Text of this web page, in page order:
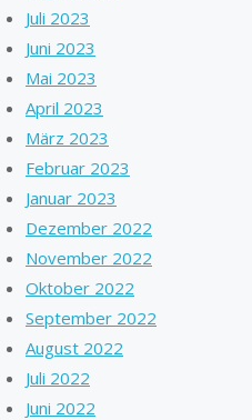
Juli 2023
Juni 2023
Mai 2023
April 2023
März 2023
Februar 2023
Januar 2023
Dezember 2022
November 2022
Oktober 2022
September 2022
August 2022
Juli 2022
Juni 2022